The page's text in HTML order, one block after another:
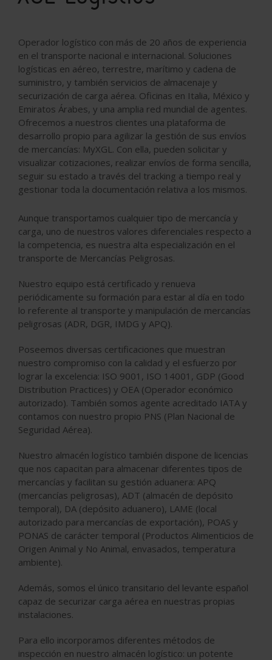
Operador logístico con más de 20 años de experiencia
en el transporte nacional e internacional. Soluciones
logísticas en aéreo, terrestre, marítimo y cadena de
suministro, y también servicios de almacenaje y
securización de carga aérea. Oficinas en Italia, México y
Emiratos Árabes, y una amplia red mundial de agentes.
Ofrecemos a nuestros clientes una plataforma de
desarrollo propio para agilizar la gestión de sus envíos
de mercancías: MyXGL. Con ella, pueden solicitar y
visualizar cotizaciones, realizar envíos de forma sencilla,
seguir su estado a través del tracking a tiempo real y
gestionar toda la documentación relativa a los mismos.
Aunque transportamos cualquier tipo de mercancía y
carga, uno de nuestros valores diferenciales respecto a
la competencia, es nuestra alta especialización en el
transporte de Mercancías Peligrosas.
Nuestro equipo está certificado y renueva
periódicamente su formación para estar al día en todo
lo referente al transporte y manipulación de mercancías
peligrosas (ADR, DGR, IMDG y APQ).
Poseemos diversas certificaciones que muestran
nuestro compromiso con la calidad y el esfuerzo por
lograr la excelencia: ISO 9001, ISO 14001, GDP (Good
Distribution Practices) y OEA (Operador económico
autorizado). También somos agente acreditado IATA y
contamos con nuestro propio PNS (Plan Nacional de
Seguridad Aérea).
Nuestro almacén logístico también dispone de licencias
que nos capacitan para almacenar diferentes tipos de
mercancías y facilitan su gestión aduanera: APQ
(mercancías peligrosas), ADT (almacén de depósito
temporal), DA (depósito aduanero), LAME (local
autorizado para mercancías de exportación), POAS y
PONAS de carácter temporal (Productos Alimenticios de
Origen Animal y No Animal, envasados, temperatura
ambiente).
Además, somos el único transitario del levante español
capaz de securizar carga aérea en nuestras propias
instalaciones.
Para ello incorporamos diferentes métodos de
inspección en nuestro almacén logístico: un potente